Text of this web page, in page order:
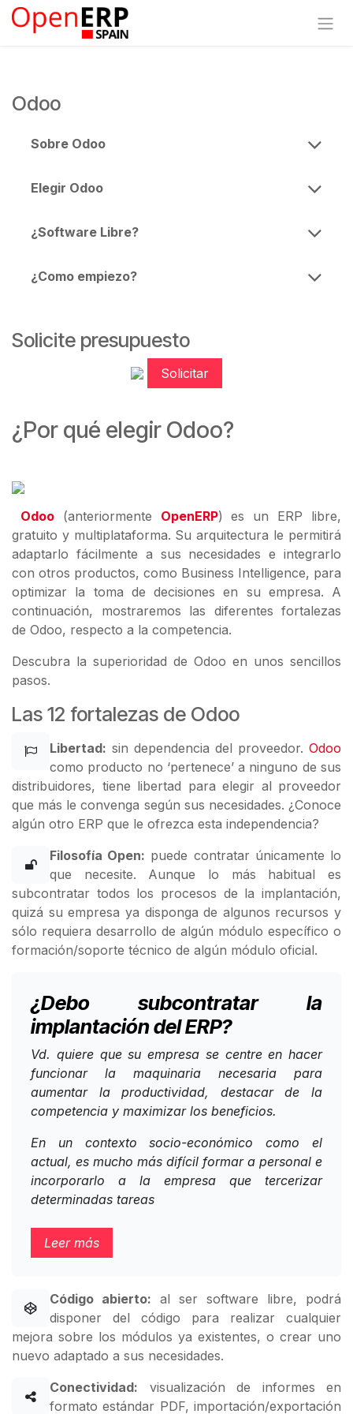
Ir al contenido
Odoo
Sobre Odoo
Elegir Odoo
¿Software Libre?
¿Como empiezo?
Solicite presupuesto
Solicitar
¿Por qué elegir Odoo?
Odoo(anteriormente OpenERP) es un ERP libre,
gratuito y multiplataforma. Su arquitectura le permitirá
adaptarlo fácilmente a sus necesidades e integrarlo
con otros productos, como Business Intelligence, para
optimizar la toma de decisiones en su empresa. A
continuación, mostraremos las diferentes fortalezas
de Odoo, respecto a la competencia.
Descubra la superioridad de Odoo en unos sencillos
pasos.
Las 12 fortalezas de Odoo
Libertad: sin dependencia del proveedor. Odoo
como producto no ‘pertenece’ a ninguno de sus
distribuidores, tiene libertad para elegir al proveedor
que más le convenga según sus necesidades. ¿Conoce
algún otro ERP que le ofrezca esta independencia?
Filosofía Open: puede contratar únicamente lo
que necesite. Aunque lo más habitual es
subcontratar todos los procesos de la implantación,
quizá su empresa ya disponga de algunos recursos y
sólo requiera desarrollo de algún módulo específico o
formación/soporte técnico de algún módulo oficial.
¿Debo subcontratar la
implantación del ERP?
Vd. quiere que su empresa se centre en hacer
funcionar la maquinaria necesaria para
aumentar la productividad, destacar de la
competencia y maximizar los beneficios.
En un contexto socio-económico como el
actual, es mucho más difícil formar a personal e
incorporarlo a la empresa que tercerizar
determinadas tareas
Leer más
Código abierto: al ser software libre, podrá
disponer del código para realizar cualquier
mejora sobre los módulos ya existentes, o crear uno
nuevo adaptado a sus necesidades.
Conectividad: visualización de informes en
formato estándar PDF, importación/exportación